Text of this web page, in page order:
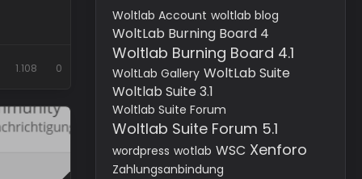
1.108 0
Woltlab Account woltlab blog
WoltLab Burning Board 4
Woltlab Burning Board 4.1
WoltLab Gallery WoltLab Suite
Woltlab Suite 3.1
Woltlab Suite Forum
Woltlab Suite Forum 5.1
wordpress wotlab WSC Xenforo
Zahlungsanbindung